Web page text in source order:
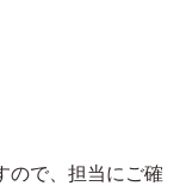
ので、担当にご確